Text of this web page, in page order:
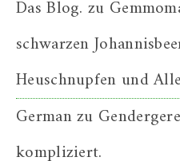
Das Blog. zu
schwarzen
Heuschnupfen und
Germanzu
kompliziert.